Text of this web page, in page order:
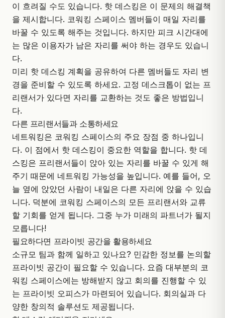
이 흐려질 수도 있습니다. 핫 데스킹은 이 문제의 해결책
을 제시합니다. 코워킹 스페이스 멤버들이 매일 자리를
바꿀 수 있도록 해주는 것입니다. 하지만 피크 시간대에
는 많은 이용자가 남은 자리를 써야 하는 경우도 있습니
다.
미리 핫 데스킹 계획을 공유하여 다른 멤버들도 자리 변
경을 준비할 수 있도록 하세요. 고정 데스크톱이 없는 프
리랜서가 있다면 자리를 교환하는 것도 좋은 방법입니
다.
다른 프리랜서들과 소통하세요
네트워킹은 코워킹 스페이스의 주요 장점 중 하나입니
다. 이 점에서 핫 데스킹이 중요한 역할을 합니다. 핫 데
스킹은 프리랜서들이 앉아 있는 자리를 바꿀 수 있게 해
주기 때문에 네트워킹 가능성을 높입니다. 예를 들어, 오
늘 옆에 앉았던 사람이 내일은 다른 자리에 앉을 수 있습
니다. 덕분에 코워킹 스페이스의 모든 프리랜서와 교류
할 기회를 얻게 됩니다. 그중 누가 미래의 파트너가 될지
모릅니다!
필요하다면 프라이빗 공간을 활용하세요
소규모 팀과 함께 일하고 있나요? 민감한 정보를 논의할
프라이빗 공간이 필요할 수 있습니다. 요즘 대부분의 코
워킹 스페이스에는 방해받지 않고 회의를 진행할 수 있
는 프라이빗 오피스가 마련되어 있습니다. 회의실과 다
양한 창의적 솔루션도 제공됩니다.